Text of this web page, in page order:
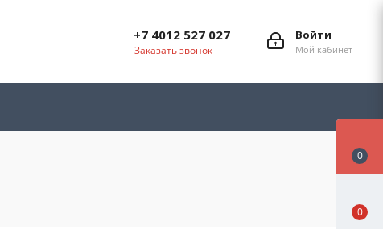
Войти
Мой кабинет
+7 4012 527 027
Заказать звонок
0
0